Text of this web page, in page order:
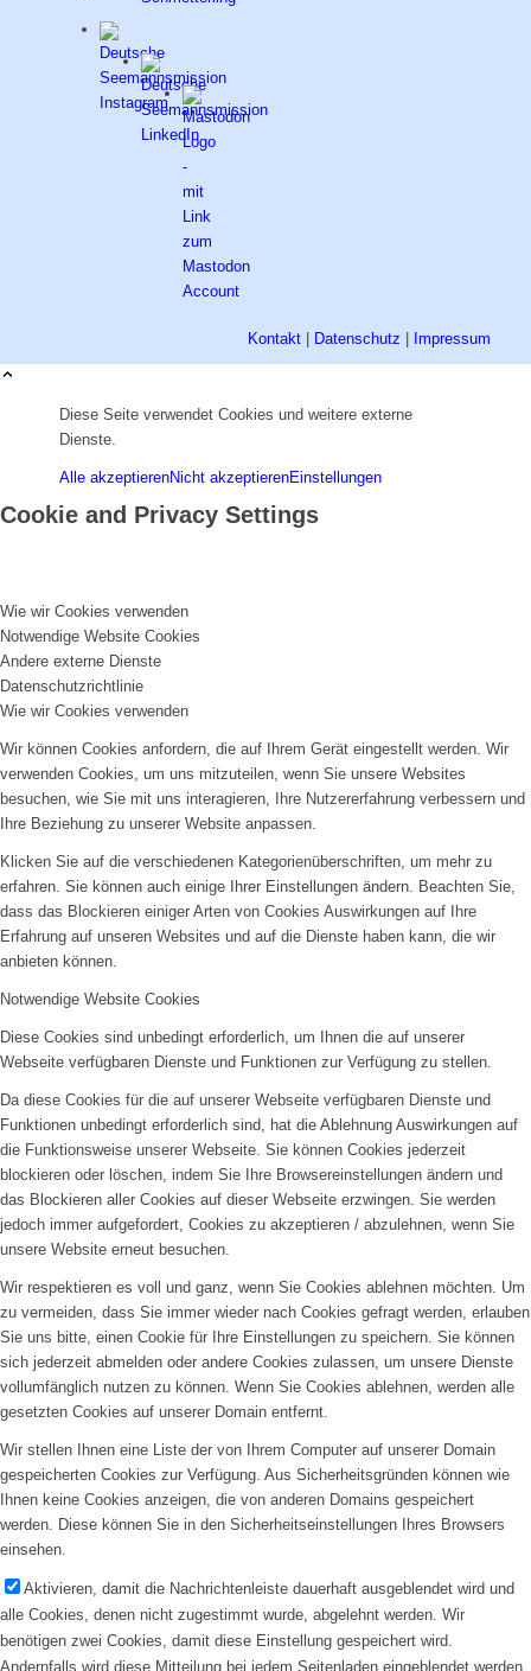
Kontakt Datenschutz Impressum
Diese Seite verwendet Cookies und weitere externe
Dienste.
Alle akzeptierenNicht akzeptierenEinstellungen
Cookie and Privacy Settings
Wie wir Cookies verwenden
Notwendige Website Cookies
Andere externe Dienste
Datenschutzrichtlinie
Wie wir Cookies verwenden
Wir können Cookies anfordern, die auf Ihrem Gerät eingestellt werden. Wir
verwenden Cookies, um uns mitzuteilen, wenn Sie unsere Websites
besuchen, wie Sie mit uns interagieren, Ihre Nutzererfahrung verbessern und
Ihre Beziehung zu unserer Website anpassen.
Klicken Sie auf die verschiedenen Kategorienüberschriften, um mehr zu
erfahren. Sie können auch einige Ihrer Einstellungen ändern. Beachten Sie,
dass das Blockieren einiger Arten von Cookies Auswirkungen auf Ihre
Erfahrung auf unseren Websites und auf die Dienste haben kann, die wir
anbieten können.
Notwendige Website Cookies
Diese Cookies sind unbedingt erforderlich, um Ihnen die auf unserer
Webseite verfügbaren Dienste und Funktionen zur Verfügung zu stellen.
Da diese Cookies für die auf unserer Webseite verfügbaren Dienste und
Funktionen unbedingt erforderlich sind, hat die Ablehnung Auswirkungen auf
die Funktionsweise unserer Webseite. Sie können Cookies jederzeit
blockieren oder löschen, indem Sie Ihre Browsereinstellungen ändern und
das Blockieren aller Cookies auf dieser Webseite erzwingen. Sie werden
jedoch immer aufgefordert, Cookies zu akzeptieren / abzulehnen, wenn Sie
unsere Website erneut besuchen.
Wir respektieren es voll und ganz, wenn Sie Cookies ablehnen möchten. Um
zu vermeiden, dass Sie immer wieder nach Cookies gefragt werden, erlauben
Sie uns bitte, einen Cookie für Ihre Einstellungen zu speichern. Sie können
sich jederzeit abmelden oder andere Cookies zulassen, um unsere Dienste
vollumfänglich nutzen zu können. Wenn Sie Cookies ablehnen, werden alle
gesetzten Cookies auf unserer Domain entfernt.
Wir stellen Ihnen eine Liste der von Ihrem Computer auf unserer Domain
gespeicherten Cookies zur Verfügung. Aus Sicherheitsgründen können wie
Ihnen keine Cookies anzeigen, die von anderen Domains gespeichert
werden. Diese können Sie in den Sicherheitseinstellungen Ihres Browsers
einsehen.
Aktivieren, damit die Nachrichtenleiste dauerhaft ausgeblendet wird und
alle Cookies, denen nicht zugestimmt wurde, abgelehnt werden. Wir
benötigen zwei Cookies, damit diese Einstellung gespeichert wird.
Andernfalls wird diese Mitteilung bei jedem Seitenladen eingeblendet werden.